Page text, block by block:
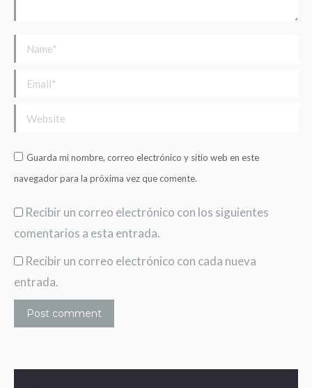
Name *
Email *
Website
Guarda mi nombre, correo electrónico y sitio web en este
navegador para la próxima vez que comente.
Recibir un correo electrónico con los siguientes
comentarios a esta entrada.
Recibir un correo electrónico con cada nueva
entrada.
Post comment